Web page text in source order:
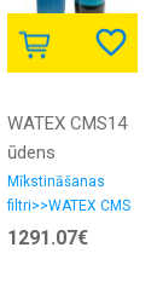
WATEX CMS14
ūdens
mīkstinātājs
Mīkstināšanas
filtri>>WATEX CMS
1291.07€